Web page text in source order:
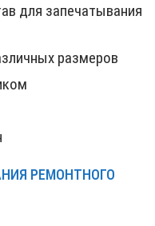
для запечатывания
размеров
РЕМОНТНОГО